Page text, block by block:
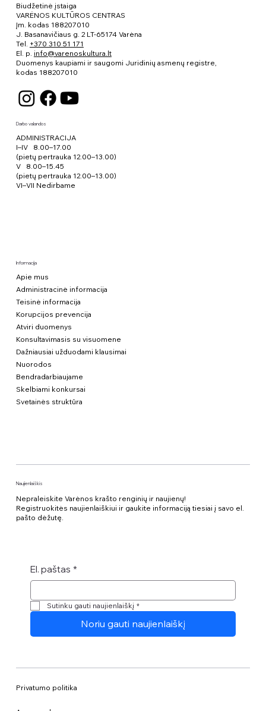
Biudžetinė įstaiga
VARĖNOS KULTŪROS CENTRAS
Įm. kodas 188207010
J. Basanavičiaus g. 2 LT-65174 Varėna
Tel. +370 310 51 171
El. p. info@varenoskultura.lt
Duomenys kaupiami ir saugomi Juridinių asmenų registre,
kodas 188207010
Darbo valandos
ADMINISTRACIJA
I–IV 8.00–17.00
(pietų pertrauka 12.00–13.00)
V 8.00–15.45
(pietų pertrauka 12.00–13.00)
VI–VII Nedirbame
Informacija
Apie mus
Administracinė informacija
Teisinė informacija
Korupcijos prevencija
Atviri duomenys
Konsultavimasis su visuomene
Dažniausiai užduodami klausimai
Nuorodos
Bendradarbiaujame
Skelbiami konkursai
Svetainės struktūra
Naujienlaiškis
Nepraleiskite Varėnos krašto renginių ir naujienų!
Registruokitės naujienlaiškiui ir gaukite informaciją tiesiai į savo el.
pašto dėžutę.
El. paštas *
Sutinku gauti naujienlaiškį *
Noriu gauti naujienlaiškį
Privatumo politika